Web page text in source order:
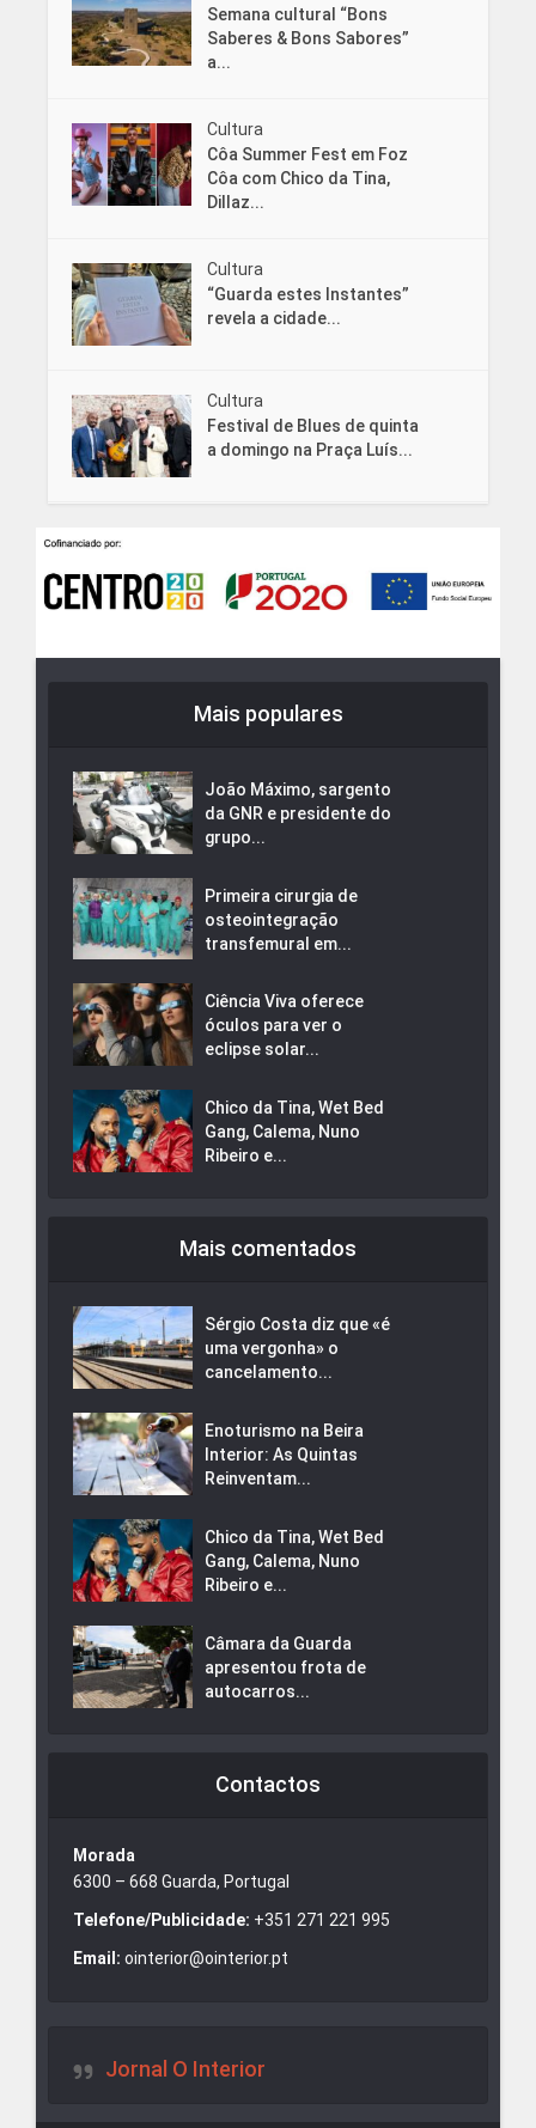
Semana cultural “Bons
Saberes & Bons Sabores”
a...
Cultura
Côa Summer Fest em Foz
Côa com Chico da Tina,
Dillaz...
Cultura
“Guarda estes Instantes”
revela a cidade...
Cultura
Festival de Blues de quinta
a domingo na Praça Luís...
Mais populares
João Máximo, sargento
da GNR e presidente do
grupo...
Primeira cirurgia de
osteointegração
transfemural em...
Ciência Viva oferece
óculos para ver o
eclipse solar...
Chico da Tina, Wet Bed
Gang, Calema, Nuno
Ribeiro e...
Mais comentados
Sérgio Costa diz que «é
uma vergonha» o
cancelamento...
Enoturismo na Beira
Interior: As Quintas
Reinventam...
Chico da Tina, Wet Bed
Gang, Calema, Nuno
Ribeiro e...
Câmara da Guarda
apresentou frota de
autocarros...
Contactos
Morada
6300 – 668 Guarda, Portugal
Telefone/Publicidade: +351 271 221 995
Email: ointerior@ointerior.pt
Jornal O Interior